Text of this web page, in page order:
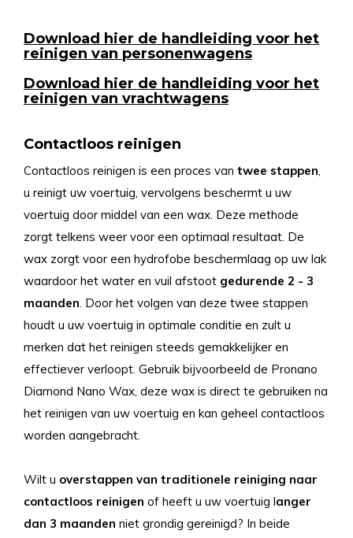
Download hier de handleiding voor het
reinigen van personenwagens
Download hier de handleiding voor het
reinigen van vrachtwagens
Contactloos reinigen
Contactloos reinigen is een proces van twee stappen,
u reinigt uw voertuig, vervolgens beschermt u uw
voertuig door middel van een wax. Deze methode
zorgt telkens weer voor een optimaal resultaat. De
wax zorgt voor een hydrofobe beschermlaag op uw lak
waardoor het water en vuil afstoot gedurende 2 - 3
maanden. Door het volgen van deze twee stappen
houdt u uw voertuig in optimale conditie en zult u
merken dat het reinigen steeds gemakkelijker en
effectiever verloopt. Gebruik bijvoorbeeld de Pronano
Diamond Nano Wax, deze wax is direct te gebruiken na
het reinigen van uw voertuig en kan geheel contactloos
worden aangebracht.
Wilt u overstappen van traditionele reiniging naar
contactloos reinigen of heeft u uw voertuig langer
dan 3 maanden niet grondig gereinigd? In beide